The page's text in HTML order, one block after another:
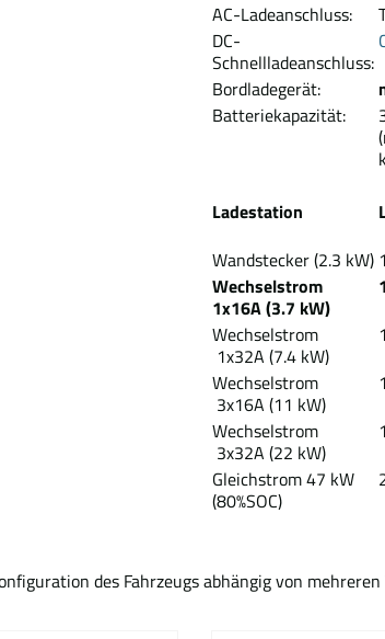
AC-Ladeanschluss:
DC-
Schnellladeanschluss:
Bordladegerät:
Batteriekapazität:
Ladestation
Wandstecker (2.3 kW)
Wechselstrom
1x16A (3.7 kW)
Wechselstrom
1x32A (7.4 kW)
Wechselstrom
3x16A (11 kW)
Wechselstrom
3x32A (22 kW)
Gleichstrom 47 kW
(80%SOC)
des Fahrzeugs abhängig von